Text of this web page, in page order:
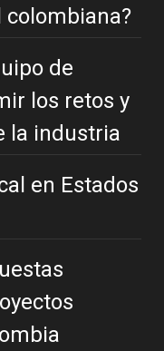
de
los retos y
la industria
en Estados